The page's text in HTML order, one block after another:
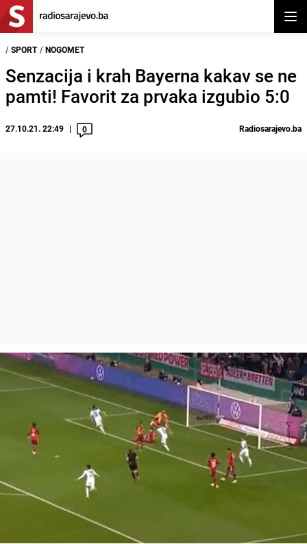
/ SPORT / NOGOMET
Senzacija i krah Bayerna kakav se ne
pamti! Favorit za prvaka izgubio 5:0
27.10.21. 22:49 0 Radiosarajevo.ba